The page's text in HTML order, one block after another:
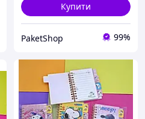
Купити
PaketShop 99%